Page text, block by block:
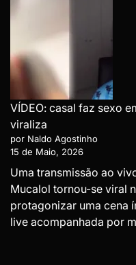
VÍDEO: casal faz sexo
viraliza
por Naldo Agostinho
15 de Maio, 2026
Uma transmissão ao
Mucalol tornou-se viral
protagonizar uma cena
live acompanhada por